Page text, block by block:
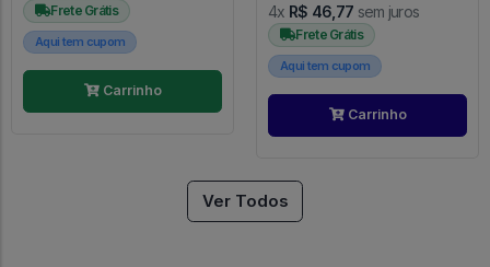
Frete Grátis
Aqui tem cupom
Carrinho
4x R$ 46,77 sem juros
Frete Grátis
Aqui tem cupom
Carrinho
Ver Todos